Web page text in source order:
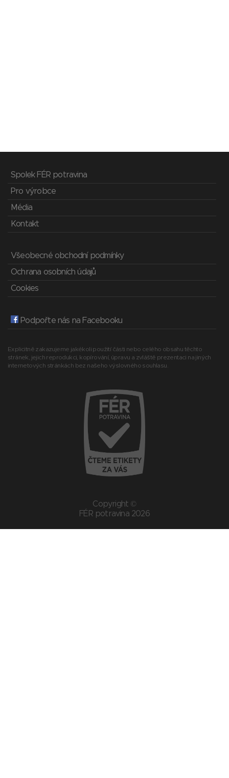
Spolek FÉR potravina
Pro výrobce
Média
Kontakt
Všeobecné obchodní podmínky
Ochrana osobních údajů
Cookies
Podpořte nás na Facebooku
Explicitně zakazujeme jakékoli použití části nebo celého obsahu těchto
stránek, jejich reprodukci, kopírování, úpravu a zvláště prezentaci na jiných
internetových stránkách bez našeho výslovného souhlasu.
Copyright ©
FÉR potravina 2026